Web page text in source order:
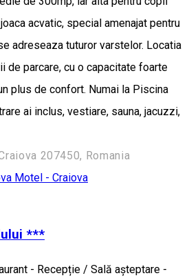
acvatic, special amenajat pentru
adreseaza tuturor varstelor. Locatia
de parcare, cu o capacitate foarte
plus de confort. Numai la Piscina
ai inclus, vestiare, sauna, jacuzzi,
207450, Romania
Motel - Craiova
***
- Recepție / Sală așteptare -